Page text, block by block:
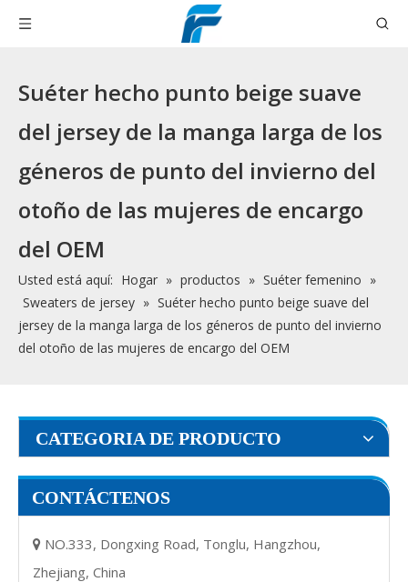
Suéter hecho punto beige suave
del jersey de la manga larga de los
géneros de punto del invierno del
otoño de las mujeres de encargo
del OEM
Usted está aquí: Hogar » productos » Suéter femenino »
Sweaters de jersey » Suéter hecho punto beige suave del
jersey de la manga larga de los géneros de punto del invierno
del otoño de las mujeres de encargo del OEM
CATEGORIA DE PRODUCTO
CONTÁCTENOS
 NO.333, Dongxing Road, Tonglu, Hangzhou,
Zhejiang, China